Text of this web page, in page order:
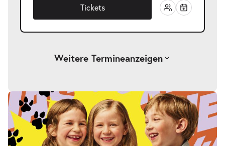
Tickets
Weitere Termineanzeigen
Drei Wasserschweine brennen durch-
Fr.
Fr. 19.03.2027
17:00–18:15 Uhr
Tickets